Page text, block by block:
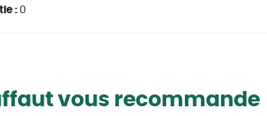
: 0
vous recommande